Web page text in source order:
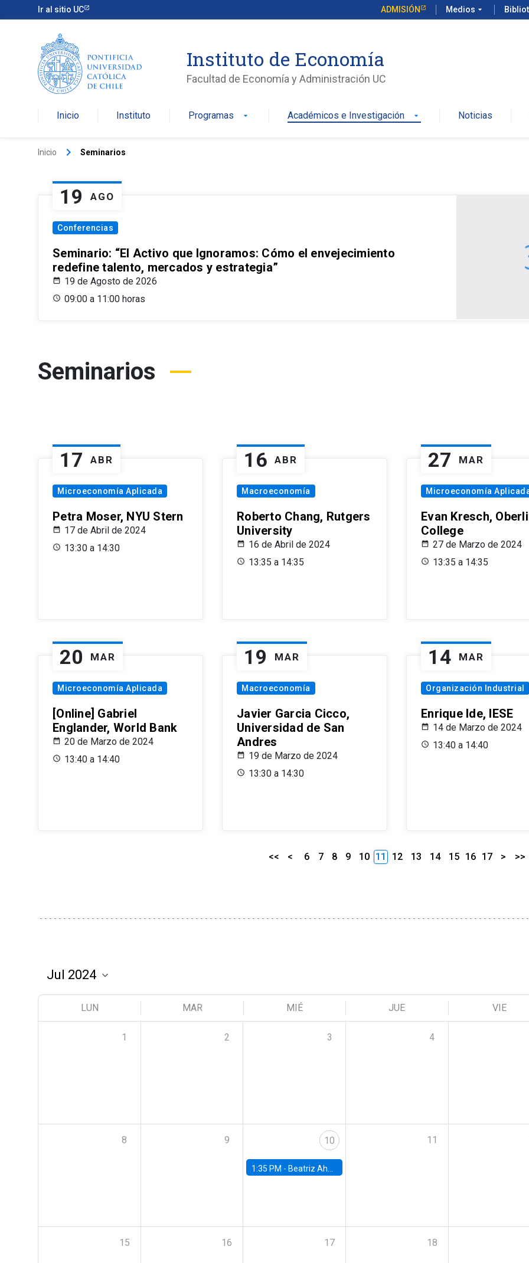
Ir al sitio UC ADMISIÓN Medios arrow_drop_down
Instituto de Economía
Facultad de Economía y Administración UC
Inicio Instituto Programas arrow_drop_down Académicos e Investigación arrow_drop_down Noticias
Inicio keyboard_arrow_right Seminarios
19 AGO
Conferencias
Seminario: “El Activo que Ignoramos: Cómo el envejecimiento
redefine talento, mercados y estrategia”
19 de Agosto de 2026
09:00 a 11:00 horas
Seminarios
17 ABR
Microeconomía Aplicada
Petra Moser, NYU Stern
17 de Abril de 2024
13:30 a 14:30
16 ABR
Macroeconomía
Roberto Chang, Rutgers
University
16 de Abril de 2024
13:35 a 14:35
27 MAR
Microeconomía
Evan Kresch,
College
27 de Marzo de 2024
13:35 a 14:35
20 MAR
Microeconomía Aplicada
[Online] Gabriel
Englander, World Bank
20 de Marzo de 2024
13:40 a 14:40
19 MAR
Macroeconomía
Javier Garcia Cicco,
Universidad de San
Andres
19 de Marzo de 2024
13:30 a 14:30
14 MAR
Organización Industrial
Enrique Ide, IESE
14 de Marzo de 2024
13:40 a 14:40
<< < 6 7 8 9 10 11 12 13 14 15 16 17 > >>
LUN MAR MIÉ JUE VIE
1 2 3 4
8 9 10
1:35 PM - Beatriz Ahumada, PhD candidate, Universidad de Pittsburgh
11
15 16 17 18